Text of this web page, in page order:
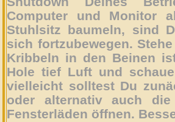
Computer und Monitor
Stuhlsitz baumeln, sind
sich fortzubewegen.
Kribbeln in den Beinen
Hole tief Luft und
vielleicht solltest Du
oder alternativ auch
Fensterläden öffnen.